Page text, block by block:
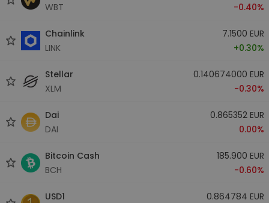
WBT
-0.40%
Chainlink
LINK
7.1500 EUR
+0.30%
Stellar
XLM
0.140674000 EUR
-0.30%
Dai
DAI
0.865352 EUR
0.00%
Bitcoin Cash
BCH
185.900 EUR
-0.60%
USD1
0.864784 EUR